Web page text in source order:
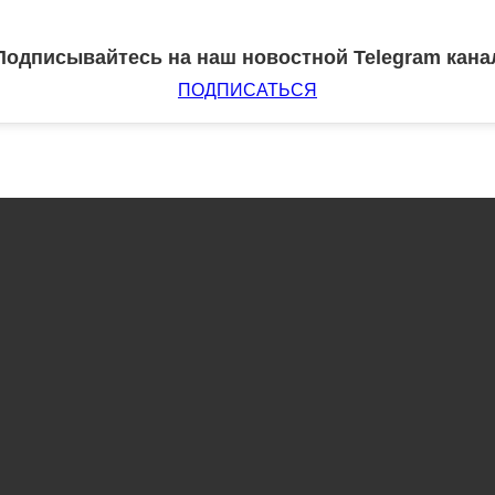
на наш новостной Telegram
ПОДПИСАТЬСЯ